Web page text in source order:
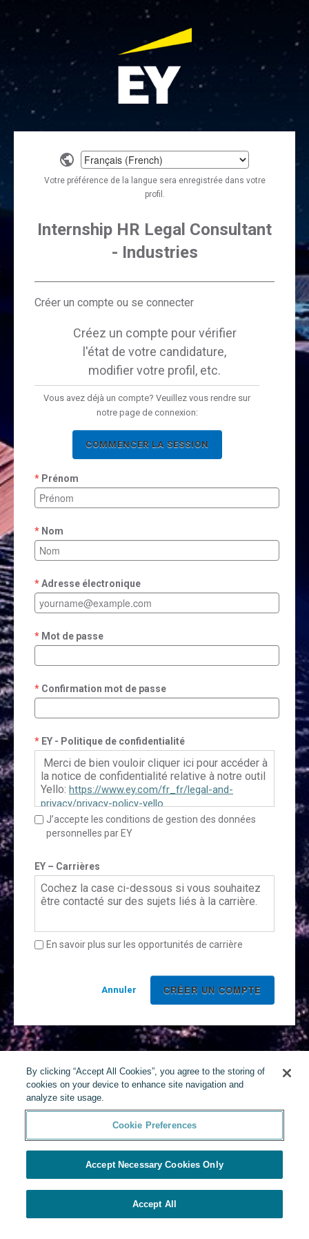
Select
a
language
Votre préférence de la langue sera enregistrée dans votre
profil.
Internship HR Legal Consultant
- Industries
Créer un compte ou se connecter
Créez un compte pour vérifier
l'état de votre candidature,
modifier votre profil, etc.
Vous avez déjà un compte? Veuillez vous rendre sur
notre page de connexion:
COMMENCER LA SESSION
Prénom
Nom
Adresse électronique
Mot de passe
Confirmation mot de passe
EY - Politique de confidentialité
Merci de bien vouloir cliquer ici pour accéder à
la notice de confidentialité relative à notre outil
Yello: https://www.ey.com/fr_fr/legal-and-
privacy/privacy-policy-yello
privacy/privacy-policy-yello
J’accepte les conditions de gestion des données
personnelles par EY
EY – Carrières
Cochez la case ci-dessous si vous souhaitez
être contacté sur des sujets liés à la carrière.
En savoir plus sur les opportunités de carrière
Annuler
By clicking “Accept All Cookies”, you agree to the storing of
cookies on your device to enhance site navigation and
analyze site usage.
Cookie Preferences
Accept Necessary Cookies Only
Accept All